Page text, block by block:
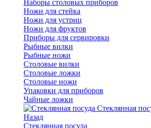
Наборы столовых приборов
Ножи для стейка
Ножи для устриц
Ножи для фруктов
Приборы для сервировки
Рыбные вилки
Рыбные ножи
Столовые вилки
Столовые ложки
Столовые ножи
Упаковки для приборов
Чайные ложки
Стеклянная
Назад
Стеклянная посуда